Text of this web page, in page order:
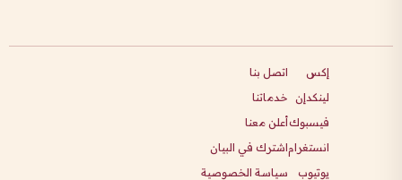
إكس
لينكدإن
فيسبوك
انستغرام
يوتيوب
اتصل بنا
خدماتنا
أعلن معنا
اشترك في البيان
سياسة الخصوصية